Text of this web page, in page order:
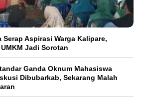
Aspirasi Warga Kalipare,
Jadi Sorotan
Ganda Oknum Mahasiswa
Dibubarkab, Sekarang Malah